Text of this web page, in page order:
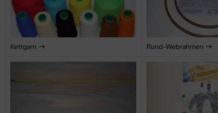
Kettgarn Rund-Webrahmen
(276)